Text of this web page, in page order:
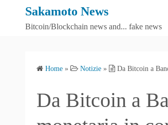
Sakamoto News
Bitcoin/Blockchain news and... fake news
Home » Notizie » Da Bitcoin a
Da Bitcoin a